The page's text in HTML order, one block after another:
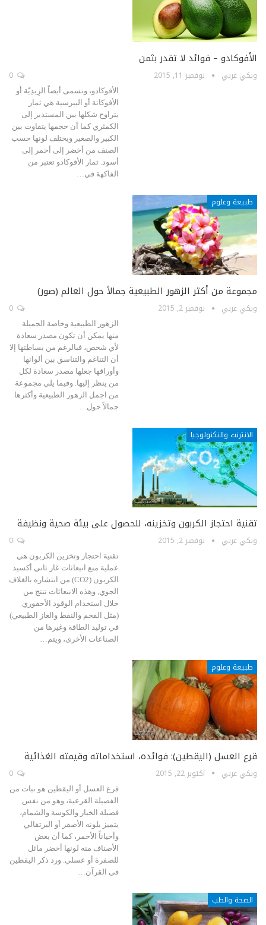
الأفوكادو – فوائد لا تقدر بثمن
ويكي عربي نوفمبر 11, 2015
الأفوكادو، وتسمى أيضاً الزِبدِيّة أو
الأفوكاتة أو البيرسية هي ثمار
يتراوح شكلها بين المستدير إلى
الكمثري كما أن حجمها يتفاوت بين
الكبير والصغير ويختلف لونها حسب
الصنف من أخضر إلى أحمر إلى
أسود. ثمار الأفوكادو تعتبر من
الفاكهة في…
طبيعة وعلوم
مجموعة من أكثر الزهور الطبيعية جمالاً حول العالم (صور)
ويكي عربي نوفمبر 2, 2015
الزهور الطبيعية وخاصة الجميلة
منها يمكن أن تكون مصدر سعادة
لأي شخص، فبالرغم من بساطتها إلا
أن التناغم والتناسق بين ألوانها
وأوراقها جعلها مصدر سعادة لكل
من ينظر إليها. وفيما يلي مجموعة
من اجمل الزهور الطبيعية وأكثرها
جمالاً حول…
الانترنت والتكنولوجيا
تقنية احتجاز الكربون وتخزينه، للحصول على بيئة صحية ونظيفة
ويكي عربي نوفمبر 2, 2015
تقنية احتجاز وتخزين الكربون هي
عملية منع انبعاثات غاز ثاني أكسيد
الكربون (CO2) من انتشاره بالغلاف
الجوي, وهذه الانبعاثات تنتج من
خلال استخدام الوقود الأحفوري
(مثل الفحم والنفط والغاز الطبيعي)
في توليد الطاقة وغيرها من
الصناعات الأخرى، ويتم…
طبيعة وعلوم
قرع العسل (اليقطين): فوائده، استخداماته وقيمته الغذائية
ويكي عربي أكتوبر 22, 2015
قرع العسل أو اليقطين هو نبات من
الفصيلة القرعية، وهو من نفس
فصيلة الخيار والكوسة والشمام،
يتميز بلونه الأصفر أو البرتقالي
وأحياناً الأحمر، كما أن بعض
الأصناف منه لونها أخضر مائل
للصفرة أو عسلي. ورد ذكر اليقطين
في القرآن…
الصحة والطب